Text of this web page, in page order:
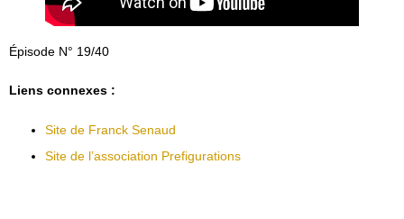
Épisode N° 19/40
Liens connexes :
Site de Franck Senaud
Site de l’association Prefigurations